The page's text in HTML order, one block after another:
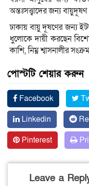
অন্তঃসত্ত্বাদের জন্য
ঢাকায় বায়ু দূষণের জন্য
ধুলোকে দায়ী করছেন
কাশি, নিম্ন শ্বাসনালীর
পোস্টটি শেয়ার করুন
Facebook
Linkedin
Pinterest
Leave a